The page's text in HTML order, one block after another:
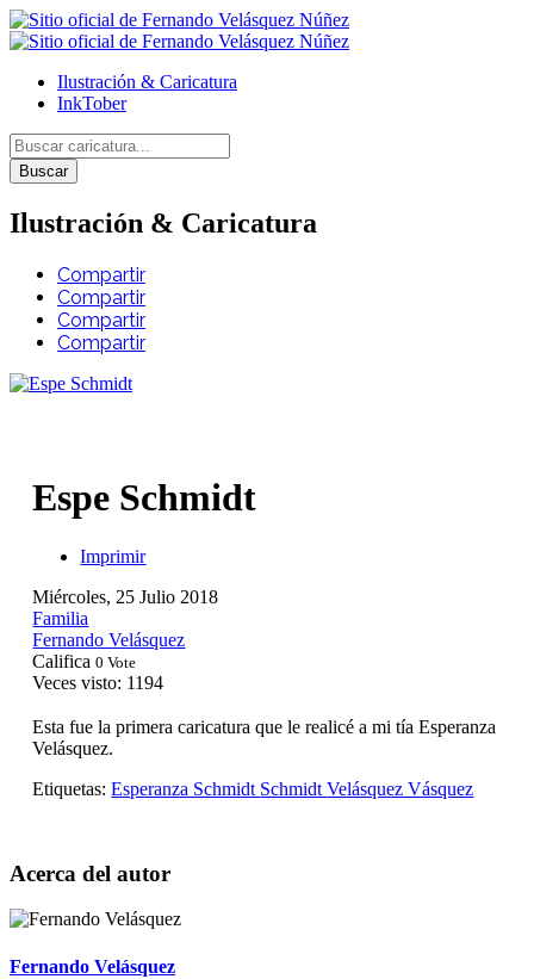
Ilustración & Caricatura
InkTober
Buscar
Ilustración & Caricatura
Compartir
Compartir
Compartir
Compartir
Espe Schmidt
Imprimir
Miércoles, 25 Julio 2018
Familia
Fernando Velásquez
Califica 0 Vote
Veces visto: 1194
Esta fue la primera caricatura que le realicé a mi tía Esperanza
Velásquez.
Etiquetas: Esperanza Schmidt SchmidtVelásquez Vásquez
Acerca del autor
Fernando Velásquez